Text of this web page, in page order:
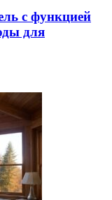
с функцией
для